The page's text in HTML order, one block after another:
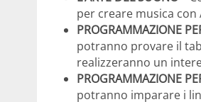
per creare musica con
PROGRAMMAZIONE
potranno provare il
realizzeranno un
PROGRAMMAZIONE
potranno imparare i